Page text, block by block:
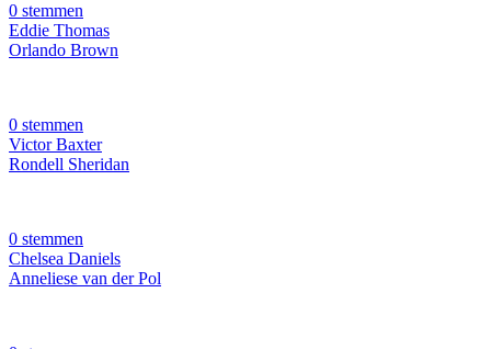
0 stemmen
Eddie Thomas
Orlando Brown
0 stemmen
Victor Baxter
Rondell Sheridan
0 stemmen
Chelsea Daniels
Anneliese van der Pol